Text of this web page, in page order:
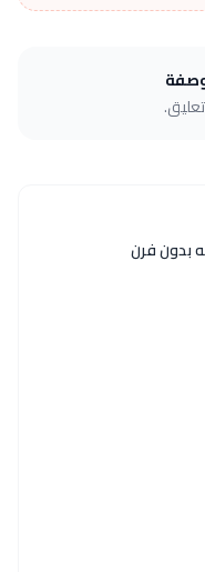
بدون فرن